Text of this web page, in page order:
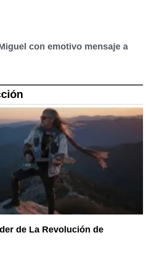
con emotivo mensaje a
de La Revolución de